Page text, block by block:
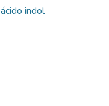
ácido indol